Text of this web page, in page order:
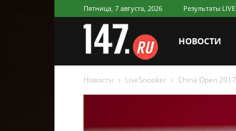
Пятница, 7 августа, 2026 Результаты LIVE
147.ru
НОВОСТИ
Новости LiveSnooker China Open 2017